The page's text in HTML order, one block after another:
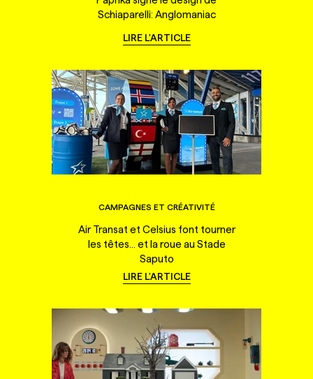
Schiaparelli: Anglomaniac
LIRE L'ARTICLE
CAMPAGNES ET CRÉATIVITÉ
Air Transat et Celsius font tourner
les têtes... et la roue au Stade
Saputo
LIRE L'ARTICLE